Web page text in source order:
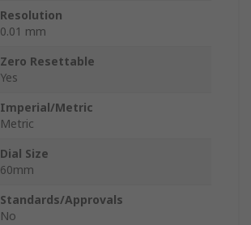
Resolution
0.01 mm
Zero Resettable
Yes
Imperial/Metric
Metric
Dial Size
60mm
Standards/Approvals
No